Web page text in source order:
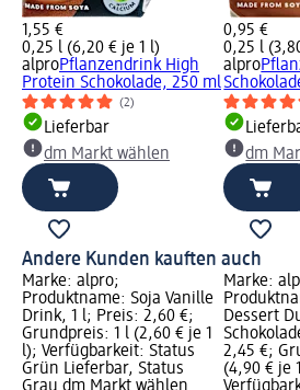
1,55 €
0,25 l (6,20 € je 1 l)
alproPflanzendrink High
Protein Schokolade, 250 ml
(2)
Lieferbar
dm Markt wählen
0,95 €
0,25 l
alpro
dm
Andere Kunden kauften auch
Marke: alpro;
Produktname: Soja Vanille
Drink, 1 l; Preis: 2,60 €;
Grundpreis: 1 l (2,60 € je 1
l); Verfügbarkeit: Status
Grün Lieferbar, Status
Marke:
Dessert
2,45 €;
(4,90 € je